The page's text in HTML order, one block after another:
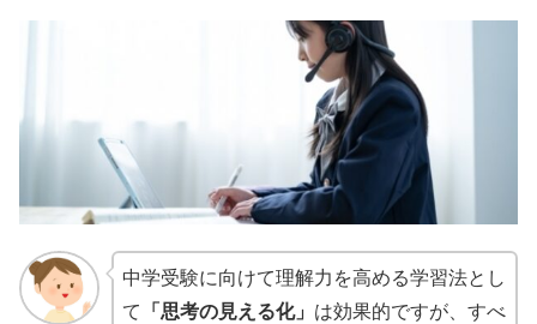
中学受験に向けて理解力を高める学習法とし
て 「思考の見える化」 は効果的ですが、すべ